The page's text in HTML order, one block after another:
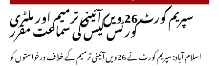
سپریم کورٹ 26 ویں آئینی ترمیم اور ملٹری
کورٹس کیس کی سماعت مقرر
اسلام آباد: سپریم کورٹ نے 26ویں آئینی ترمیم کے خلاف درخواستوں کو